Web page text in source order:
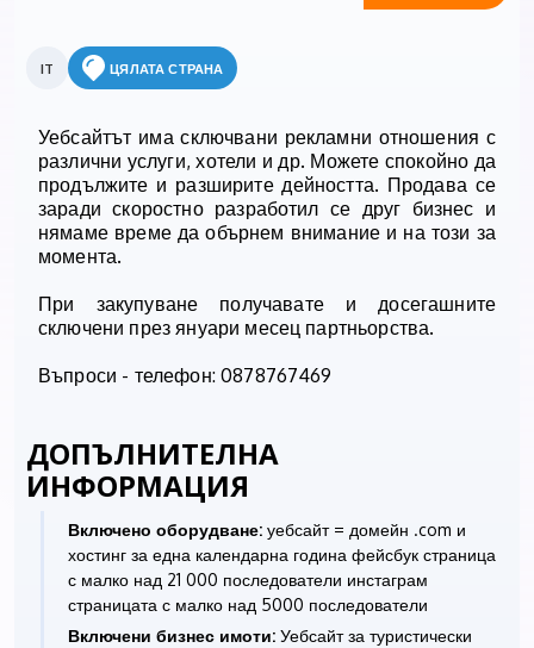
IT ЦЯЛАТА СТРАНА
Уебсайтът има сключвани рекламни отношения с
различни услуги, хотели и др. Можете спокойно да
продължите и разширите дейността. Продава се
заради скоростно разработил се друг бизнес и
нямаме време да обърнем внимание и на този за
момента.
При закупуване получавате и досегашните
сключени през януари месец партньорства.
Въпроси - телефон: 0878767469
ДОПЪЛНИТЕЛНА
ИНФОРМАЦИЯ
Включено оборудване: уебсайт = домейн .com и
хостинг за една календарна година фейсбук страница
с малко над 21 000 последователи инстаграм
страницата с малко над 5000 последователи
Включени бизнес имоти: Уебсайт за туристически